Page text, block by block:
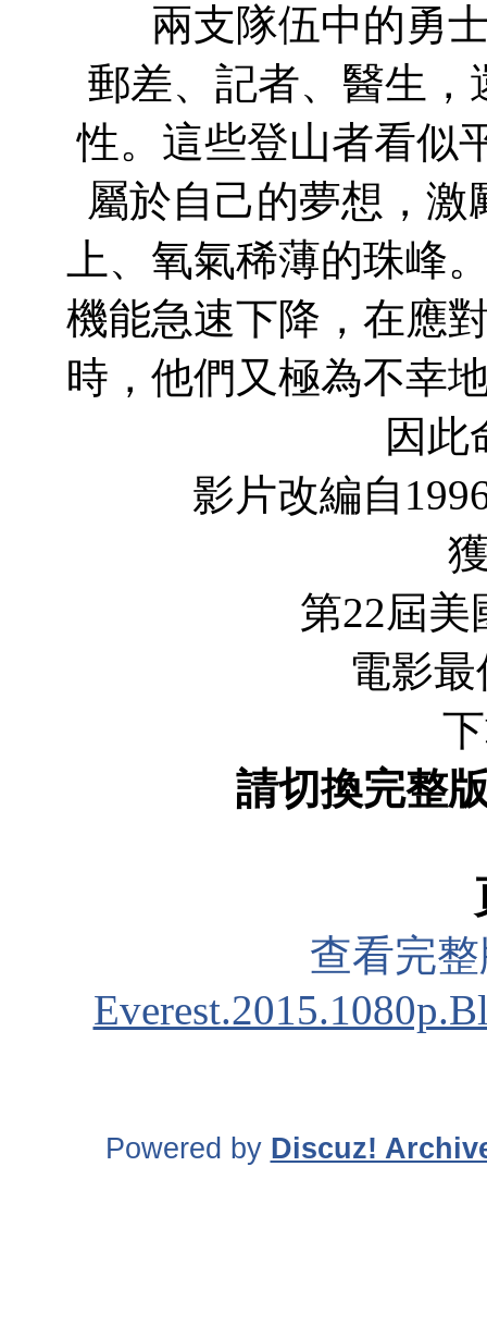
兩支隊伍中的勇士
郵差、記者、醫生
性。這些登山者看似
屬於自己的夢想，激
上、氧氣稀薄的珠峰
機能急速下降，在應
時，他們又極為不幸
因此
影片改編自1996
第22屆美
電影最
請切換完整
查看完
Powered by Discuz!